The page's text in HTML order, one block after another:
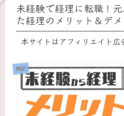
未経験で経理に転職！
た経理のメリット＆デ
本サイトはアフィリエイト広
雑記